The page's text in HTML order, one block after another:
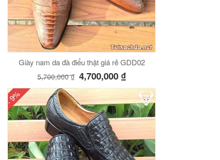
Giày nam da đà điểu thật giá rẻ GDD02
5,700,000₫ 4,700,000 ₫
- 9%